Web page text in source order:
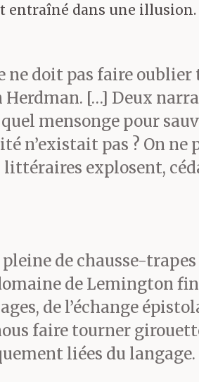
entraîné dans une illusion.
doit pas faire
Herdman. […] Deux
mensonge pour
n’existait pas ? On ne
explosent,
de chausse-
de Lemington
de l’échange
faire tourner
liées du langage.